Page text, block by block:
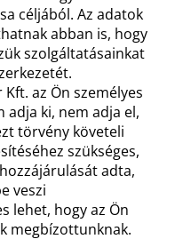
céljából. Az adatok
abban is, hogy
szolgáltatásainkat
az Ön személyes
ki, nem adja el,
törvény követeli
szükséges,
adta,
veszi
lehet, hogy az Ön
megbízottunknak.